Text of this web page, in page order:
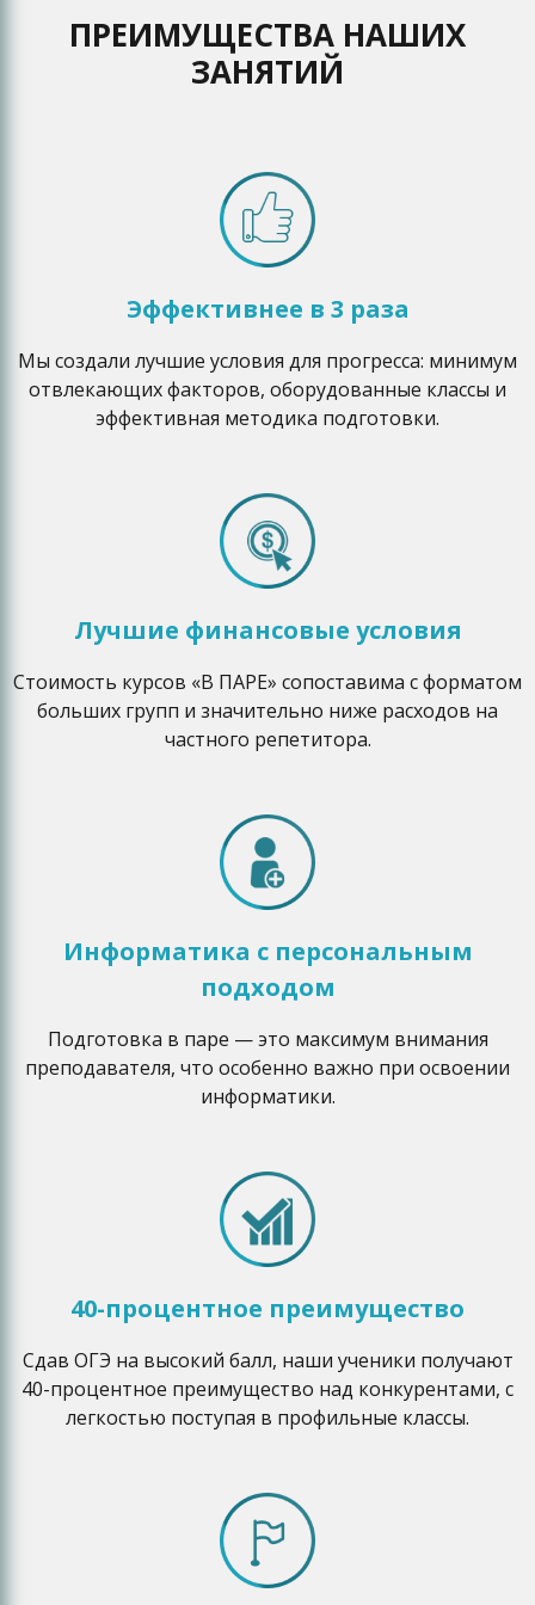
ПРЕИМУЩЕСТВА НАШИХ
ЗАНЯТИЙ
Эффективнее в 3 раза
Мы создали лучшие условия для прогресса: минимум
отвлекающих факторов, оборудованные классы и
эффективная методика подготовки.
Лучшие финансовые условия
Стоимость курсов «В ПАРЕ» сопоставима с форматом
больших групп и значительно ниже расходов на
частного репетитора.
Информатика с персональным
подходом
Подготовка в паре — это максимум внимания
преподавателя, что особенно важно при освоении
информатики.
40-процентное преимущество
Сдав ОГЭ на высокий балл, наши ученики получают
40-процентное преимущество над конкурентами, с
легкостью поступая в профильные классы.